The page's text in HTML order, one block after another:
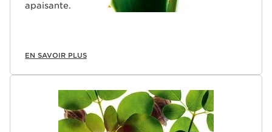
apaisante.
EN SAVOIR PLUS